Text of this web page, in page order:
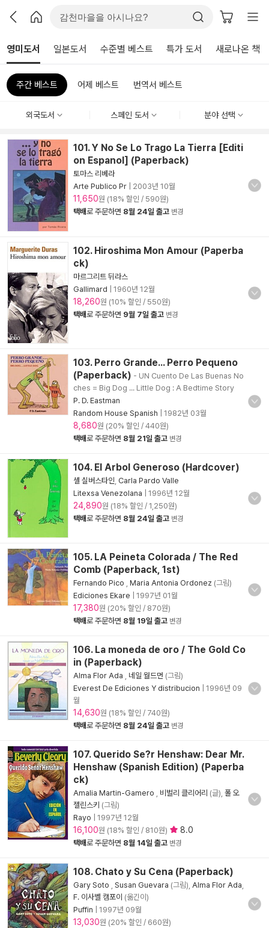
영미도서 일본도서 수준별 베스트 특가 도서 새로나온 책
주간 베스트 어제 베스트 번역서 베스트
외국도서 스페인 도서 분야 선택
101. Y No Se Lo Trago La Tierra [Editi
on Espanol] (Paperback)
토마스 리베라
Arte Publico Pr
2003년 10월
11,650원 (18% 할인 / 590원)
택배로 주문하면 8월 24일 출고 변경
102. Hiroshima Mon Amour (Paperba
ck)
마르그리트 뒤라스
Gallimard
1960년 12월
18,260원 (10% 할인 / 550원)
택배로 주문하면 9월 7일 출고 변경
103. Perro Grande... Perro Pequeno
(Paperback) - UN Cuento De Las Buenas No
ches = Big Dog ... Little Dog : A Bedtime Story
P. D. Eastman
Random House Spanish
1982년 03월
8,680원 (20% 할인 / 440원)
택배로 주문하면 8월 21일 출고 변경
104. El Arbol Generoso (Hardcover)
셸 실버스타인 Carla Pardo Valle
Litexsa Venezolana
1996년 12월
24,890원 (18% 할인 / 1,250원)
택배로 주문하면 8월 24일 출고 변경
105. LA Peineta Colorada / The Red
Comb (Paperback, 1st)
Fernando Pico Maria Antonia Ordonez (그림)
Ediciones Ekare
1997년 01월
17,380원 (20% 할인 / 870원)
택배로 주문하면 8월 19일 출고 변경
106. La moneda de oro / The Gold Co
in (Paperback)
Alma Flor Ada 네일 월드먼 (그림)
Everest De Ediciones Y distribucion
1996년 09
월
14,630원 (18% 할인 / 740원)
택배로 주문하면 8월 24일 출고 변경
107. Querido Se?r Henshaw: Dear Mr.
Henshaw (Spanish Edition) (Paperba
ck)
Amalia Martin-Gamero 비벌리 클리어리 (글), 폴 오
젤린스키 (그림)
Rayo
1997년 12월
16,100원 (18% 할인 / 810원) 8.0
택배로 주문하면 8월 14일 출고 변경
108. Chato y Su Cena (Paperback)
Gary Soto Susan Guevara (그림), Alma Flor Ada
F. 이사벨 캠포이 (옮긴이)
Puffin
1997년 09월
13,030원 (20% 할인 / 660원)